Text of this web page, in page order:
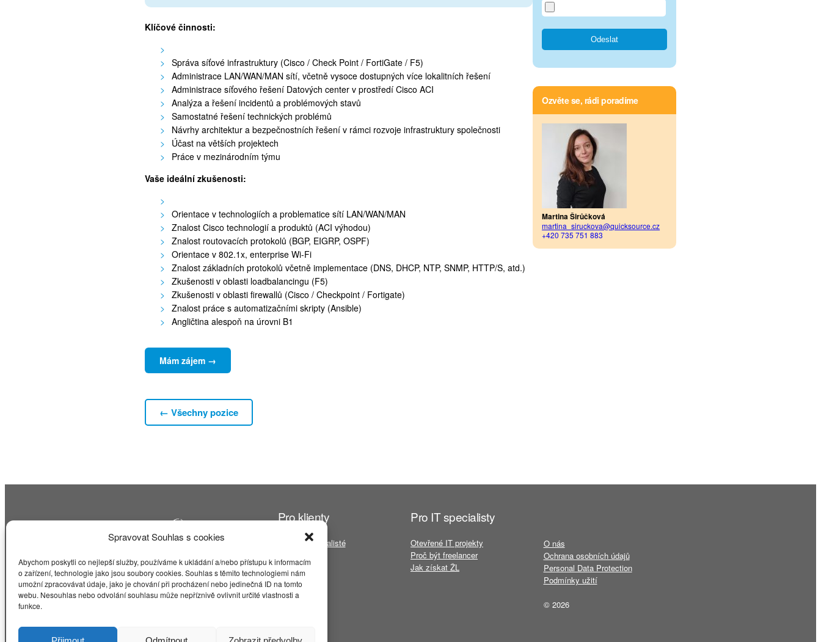
Spravovat Souhlas s cookies
Abychom poskytli co nejlepší služby, používáme k ukládání a/nebo přístupu k informacím
o zařízení, technologie jako jsou soubory cookies. Souhlas s těmito technologiemi nám
umožní zpracovávat údaje, jako je chování při procházení nebo jedinečná ID na tomto
webu. Nesouhlas nebo odvolání souhlasu může nepříznivě ovlivnit určité vlastnosti a
funkce.
Klíčové činnosti:
Správa síťové infrastruktury (Cisco / Check Point / FortiGate / F5)
Administrace LAN/WAN/MAN sítí, včetně vysoce dostupných více lokalitních řešení
Administrace síťového řešení Datových center v prostředí Cisco ACI
Analýza a řešení incidentů a problémových stavů
Samostatné řešení technických problémů
Návrhy architektur a bezpečnostních řešení v rámci rozvoje infrastruktury společnosti
Účast na větších projektech
Práce v mezinárodním týmu
Vaše ideální zkušenosti:
Orientace v technologiích a problematice sítí LAN/WAN/MAN
Znalost Cisco technologií a produktů (ACI výhodou)
Znalost routovacích protokolů (BGP, EIGRP, OSPF)
Orientace v 802.1x, enterprise Wi-Fi
Znalost základních protokolů včetně implementace (DNS, DHCP, NTP, SNMP, HTTP/S, atd.)
Zkušenosti v oblasti loadbalancingu (F5)
Zkušenosti v oblasti firewallů (Cisco / Checkpoint / Fortigate)
Znalost práce s automatizačními skripty (Ansible)
Angličtina alespoň na úrovni B1
Mám zájem →
← Všechny pozice
Ozvěte se, rádi poradíme
Martina Širůčková
martina_siruckova@quicksource.cz
+420 735 751 883
Člen DRILL
Group
+420 602 145 688
info@quicksource.cz
Facebook LinkedIn
Pro klienty
Volní IT specialisté
Reference
Pro IT specialisty
Otevřené IT projekty
Proč být freelancer
Jak získat ŽL
O nás
Ochrana osobních údajů
Personal Data Protection
Podmínky užití
© 2026